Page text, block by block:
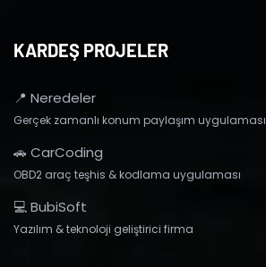
KARDEŞ PROJELER
📍 Neredeler
Gerçek zamanlı konum paylaşım uygulaması
🚗 CarCoding
OBD2 araç teşhis & kodlama uygulaması
💻 BubiSoft
Yazılım & teknoloji geliştirici firma